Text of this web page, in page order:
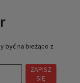
być na bieżąco z
ZAPISZ
SIĘ